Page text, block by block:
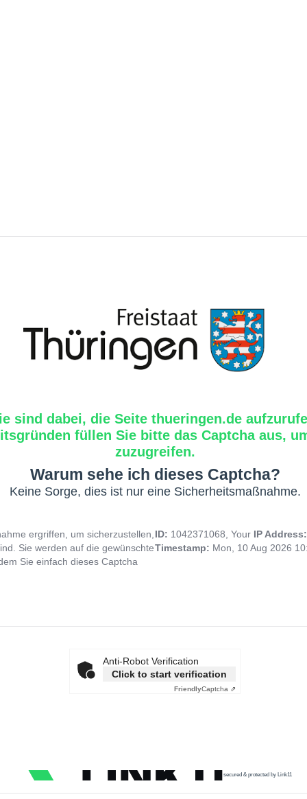
sind dabei, die Seite thueringen.de
füllen Sie bitte das Captcha aus,
zuzugreifen.
Warum sehe ich dieses Captcha?
Keine Sorge, dies ist nur eine Sicherheitsmaßnahme.
ergriffen, um sicherzustellen,
Sie werden auf die gewünschte
Sie einfach dieses Captcha
ID: 1042371068, Your IP
Timestamp: Mon, 10 Aug 2026
Anti-Robot Verification
Click to start verification
FriendlyCaptcha ⇗
secured & protected by Link11